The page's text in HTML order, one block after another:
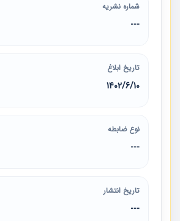
شماره نشریه
---
تاریخ ابلاغ
1402/6/10
نوع ضابطه
---
تاریخ انتشار
---